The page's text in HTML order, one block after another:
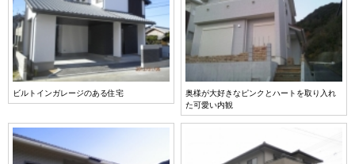
ビルトインガレージのある住宅
奥様が大好きなピンクとハートを取り入れ
た可愛い内観